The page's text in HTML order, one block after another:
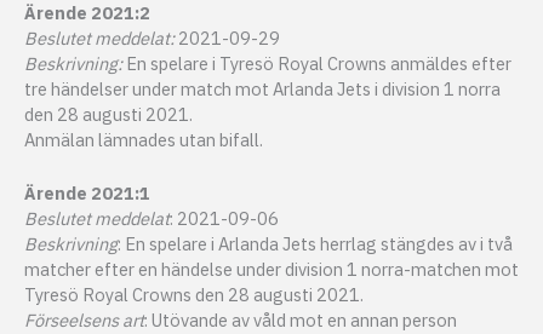
Ärende 2021:2
Beslutet meddelat:2021-09-29
Beskrivning:En spelare i Tyresö Royal Crowns anmäldes efter
tre händelser under match mot Arlanda Jets i division 1 norra
den 28 augusti 2021.
Anmälan lämnades utan bifall.
Ärende 2021:1
Beslutet meddelat: 2021-09-06
Beskrivning: En spelare i Arlanda Jets herrlag stängdes av i två
matcher efter en händelse under division 1 norra-matchen mot
Tyresö Royal Crowns den 28 augusti 2021.
Förseelsens art: Utövande av våld mot en annan person